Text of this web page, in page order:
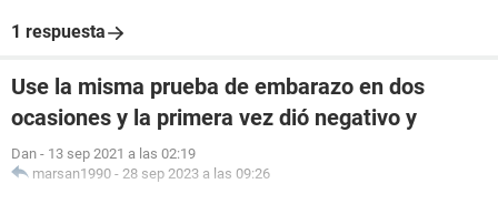
1 respuesta
Use la misma prueba de embarazo en dos
ocasiones y la primera vez dió negativo y
Dan - 13 sep 2021 a las 02:19
marsan1990 - 28 sep 2023 a las 09:26